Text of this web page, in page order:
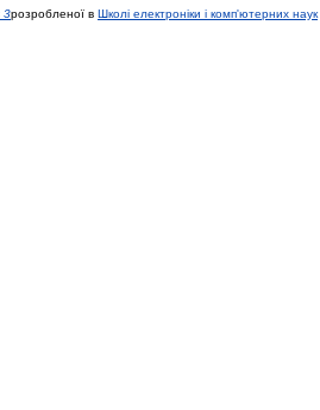
3розробленої в Школі електроніки і комп'ютерних наук